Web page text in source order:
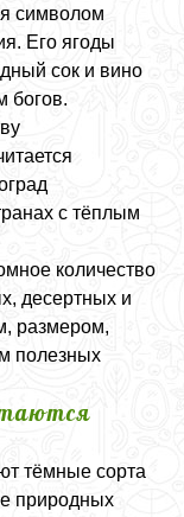
символом
Его ягоды
сок и вино
богов.
с тёплым
количество
десертных и
размером,
полезных
тёмные сорта
природных